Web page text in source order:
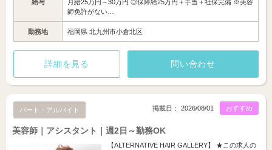
給与
月給25万円～30万円 ◎保障給25万円＋手当＋社保完備 ※美容
師免許がない…
勤務地 福岡県 北九州市小倉北区
詳細を見る 問い合わせ
パート・アルバイト おすすめ
掲載日： 2026/08/01
美容師｜アシスタント｜週2日～勤務OK
【ALTERNATIVE HAIR GALLERY】 ★この求人の